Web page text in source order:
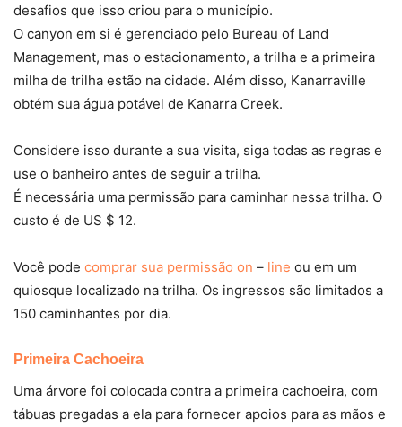
desafios que isso criou para o município.
O canyon em si é gerenciado pelo Bureau of Land
Management, mas o estacionamento, a trilha e a primeira
milha de trilha estão na cidade. Além disso, Kanarraville
obtém sua água potável de Kanarra Creek.
Considere isso durante a sua visita, siga todas as regras e
use o banheiro antes de seguir a trilha.
É necessária uma permissão para caminhar nessa trilha. O
custo é de US $ 12.
Você pode comprar sua permissão on – line ou em um
quiosque localizado na trilha. Os ingressos são limitados a
150 caminhantes por dia.
Primeira Cachoeira
Uma árvore foi colocada contra a primeira cachoeira, com
tábuas pregadas a ela para fornecer apoios para as mãos e